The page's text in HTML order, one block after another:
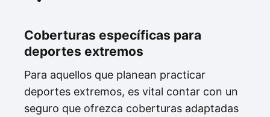
Coberturas específicas para
deportes extremos
Para aquellos que planean practicar
deportes extremos, es vital contar con un
seguro que ofrezca coberturas adaptadas